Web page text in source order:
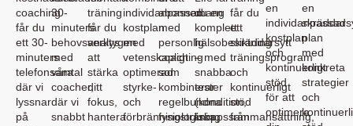
coaching
får du
ett 30-
minuters
telefonsamtal
där vi
lyssnar
på
30-
minuters
behovsanalys
med
våra
coacher,
där vi
snabbt
träning
får du
verktygen
att
stärka
ditt
fokus,
hantera
individanpassad
kostplan
med
vetenskapligt
optimerad
styrke-
och
förbränningsträning
abonnemang
med
personlig
coaching
som
kombinerar
regelbundna
fysiologiska
du en
komplett
hälsobesiktning
– med
snabba
tester
(kondition,
kroppssammansättning,
får du
ett
skräddarsytt
träningsprogram
och
kontinuerligt
stöd
från
en
individanpassad
kostplan
och
kontinuerligt
stöd
för att
optimera
en
plan
med
konkreta
strategier
och